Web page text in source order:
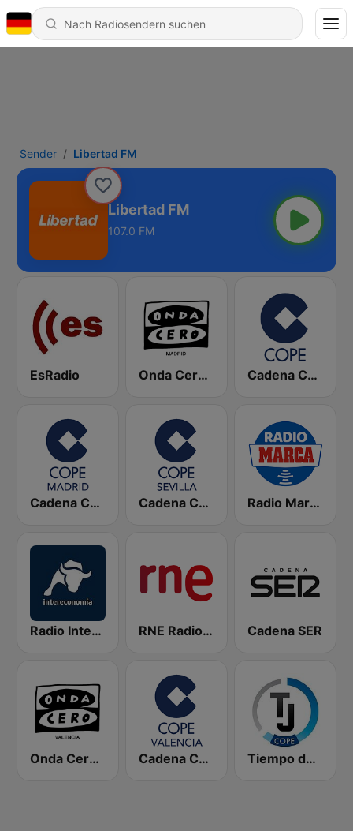
Sender Libertad FM
Libertad FM
107.0 FM
EsRadio Onda Cero Madrid Cadena COPE
Cadena COPE Madrid Cadena COPE Sevilla Radio Marca Nacional
Radio Intereconomía RNE Radio Nacional Cadena SER
Onda Cero Valencia Cadena COPE Valencia Tiempo de Juego Cope Directo 2